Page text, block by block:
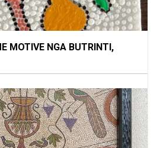
MOTIVE NGA BUTRINTI,